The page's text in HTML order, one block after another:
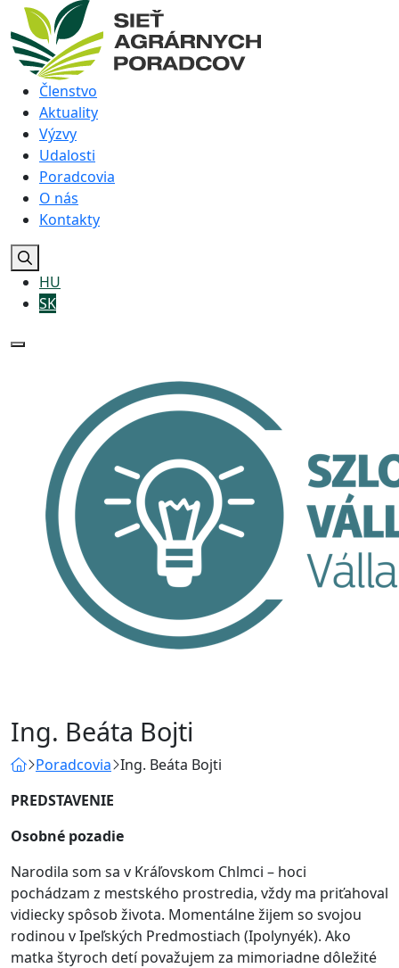
Členstvo
Aktuality
Výzvy
Udalosti
Poradcovia
O nás
Kontakty
HU
SK
Ing. Beáta Bojti
Poradcovia Ing. Beáta Bojti
PREDSTAVENIE
Osobné pozadie
Narodila som sa v Kráľovskom Chlmci – hoci
pochádzam z mestského prostredia, vždy ma priťahoval
vidiecky spôsob života. Momentálne žijem so svojou
rodinou v Ipeľských Predmostiach (Ipolynyék). Ako
matka štyroch detí považujem za mimoriadne dôležité